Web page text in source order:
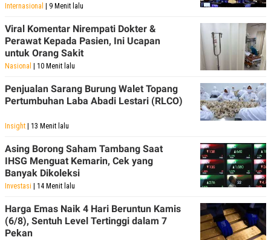
SITEMAP PROFILETERM
USE
PEDOMAN
PEMBERITAAN
SIBER
POLICY
Internasional | 9 Menit lalu
Viral Komentar Nirempati Dokter &
Perawat Kepada Pasien, Ini Ucapan
untuk Orang Sakit
Nasional | 10 Menit lalu
Penjualan Sarang Burung Walet Topang
Pertumbuhan Laba Abadi Lestari (RLCO)
Insight | 13 Menit lalu
Asing Borong Saham Tambang Saat
IHSG Menguat Kemarin, Cek yang
Banyak Dikoleksi
Investasi | 14 Menit lalu
Harga Emas Naik 4 Hari Beruntun Kamis
(6/8), Sentuh Level Tertinggi dalam 7
Pekan